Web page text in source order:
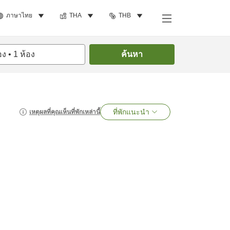
ภาษาไทย THA THB
• 1 ห้อง ค้นหา
เหตุผลที่คุณเห็นที่พักเหล่านี้ ที่พักแนะนำ